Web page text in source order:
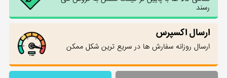
رسند
ارسال اکسپرس
ارسال روزانه سفارش ها در سریع ترین شکل ممکن